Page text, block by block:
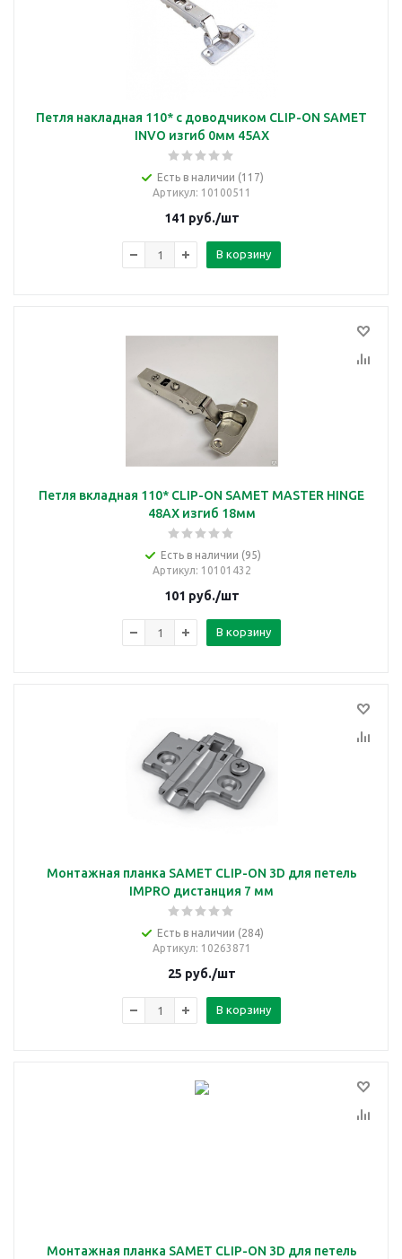
Петля накладная 110* с доводчиком CLIP-ON SAMET
INVO изгиб 0мм 45AX
Есть в наличии (117)
Артикул: 10100511
141 руб./шт
В корзину
Петля вкладная 110* CLIP-ON SAMET MASTER HINGE
48AX изгиб 18мм
Есть в наличии (95)
Артикул: 10101432
101 руб./шт
В корзину
Монтажная планка SAMET CLIP-ON 3D для петель
IMPRO дистанция 7 мм
Есть в наличии (284)
Артикул: 10263871
25 руб./шт
В корзину
Монтажная планка SAMET CLIP-ON 3D для петель